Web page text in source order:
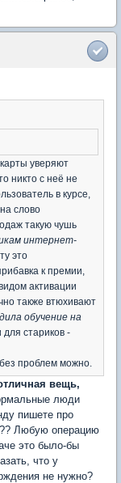
уверяют
никто с неё не
в курсе,
слово
такую чушь
интернет-
это
к премии,
активации
также втюхивают
обучение на
для стариков -
проблем можно.
вещь,
люди
пишете про
Любую операцию
это было-бы
что у
не нужно?